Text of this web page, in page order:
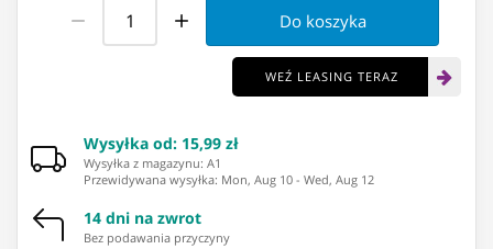
Do koszyka
WEŹ LEASING TERAZ
Wysyłka od: 15,99 zł
Wysyłka z magazynu: ⁨A1⁩
Przewidywana wysyłka: Mon, Aug 10 - Wed, Aug 12
14 dni na zwrot
Bez podawania przyczyny